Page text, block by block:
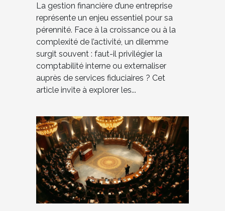
La gestion financière d’une entreprise
représente un enjeu essentiel pour sa
pérennité. Face à la croissance ou à la
complexité de l’activité, un dilemme
surgit souvent : faut-il privilégier la
comptabilité interne ou externaliser
auprès de services fiduciaires ? Cet
article invite à explorer les...